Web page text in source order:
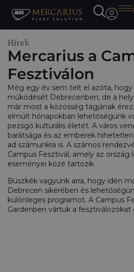
Hírek
Mercarius a
Fesztiválon
Még egy év sem telt el azóta,
működését Debrecenben, de a
már most a közösség tagjának
elmúlt hónapokban lehetőségünk
pezsgő kulturális életét. A város
barátsága és az emberek
ad számunkra is. A számos
Campus Fesztivál, amely az ország
eseményei közé tartozik
Büszkék vagyunk arra, hogy idén
Debrecen sikerében és
különleges programot. A Campus
Gardenben vártuk a